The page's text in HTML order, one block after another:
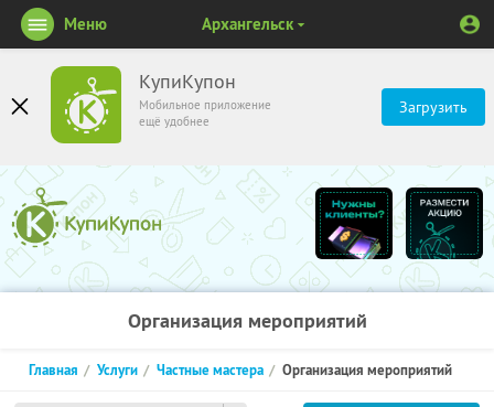
КупиКупон
Мобильное приложение
ещё удобнее
Загрузить
Меню Архангельск
Организация мероприятий
Главная Услуги Частные мастера Организация мероприятий